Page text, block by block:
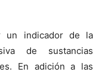
un indicador de la
de sustancias
En adición a las